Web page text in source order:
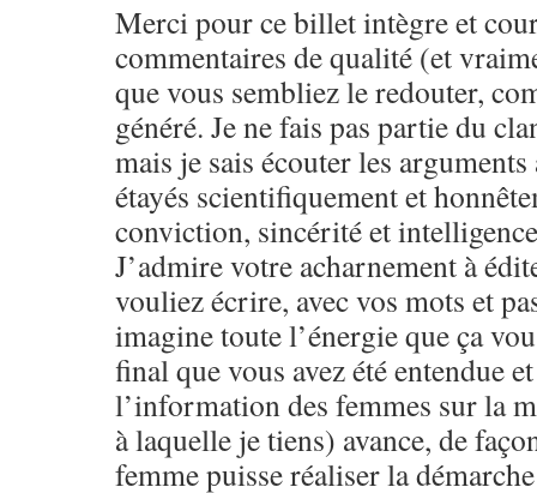
Merci pour ce billet intègre et
commentaires de qualité (et
que vous sembliez le redouter,
généré. Je ne fais pas partie du
mais je sais écouter les
étayés scientifiquement et
conviction, sincérité et
J’admire votre acharnement à
vouliez écrire, avec vos mots et
imagine toute l’énergie que ça
final que vous avez été entendue
l’information des femmes sur la
à laquelle je tiens) avance, de
femme puisse réaliser la